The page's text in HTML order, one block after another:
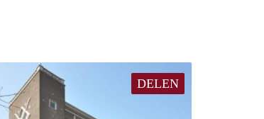
DELEN